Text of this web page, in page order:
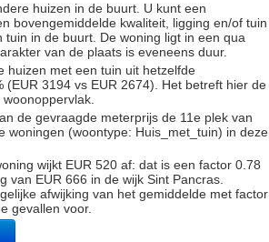
huizen in de buurt. U kunt een
bovengemiddelde kwaliteit, ligging en/of tuin
in de buurt. De woning ligt in een qua
van de plaats is eveneens duur.
huizen met een tuin uit hetzelfde
(EUR 3194 vs EUR 2674). Het betreft hier de
de gevraagde meterprijs de 11e plek van
woningen (woontype: Huis_met_tuin) in deze
wijkt EUR 520 af: dat is een factor 0.78
van EUR 666 in de wijk Sint Pancras.
afwijking van het gemiddelde met factor
gevallen voor.